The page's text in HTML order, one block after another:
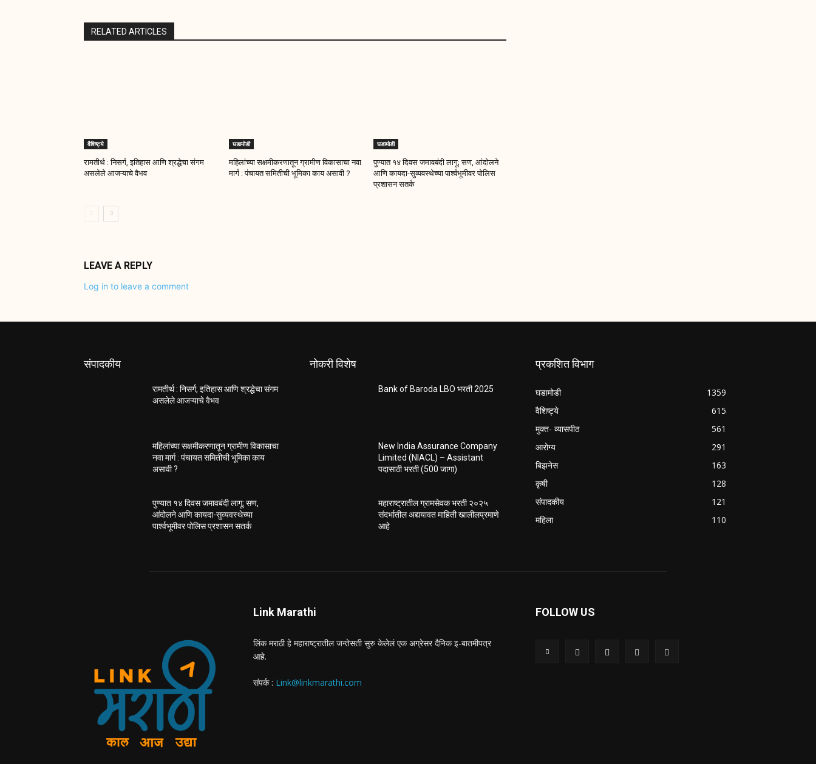
RELATED ARTICLES
वैशिष्ट्ये
रामतीर्थ : निसर्ग, इतिहास आणि श्रद्धेचा संगम
असलेले आजऱ्याचे वैभव
घडामोडी
महिलांच्या सक्षमीकरणातून ग्रामीण विकासाचा नवा
मार्ग : पंचायत समितीची भूमिका काय असावी ?
घडामोडी
पुण्यात १४ दिवस जमावबंदी लागू; सण, आंदोलने
आणि कायदा-सुव्यवस्थेच्या पार्श्वभूमीवर पोलिस
प्रशासन सतर्क
LEAVE A REPLY
Log in to leave a comment
संपादकीय
रामतीर्थ : निसर्ग, इतिहास आणि श्रद्धेचा संगम
असलेले आजऱ्याचे वैभव
महिलांच्या सक्षमीकरणातून ग्रामीण विकासाचा
नवा मार्ग : पंचायत समितीची भूमिका काय
असावी ?
पुण्यात १४ दिवस जमावबंदी लागू; सण,
आंदोलने आणि कायदा-सुव्यवस्थेच्या
पार्श्वभूमीवर पोलिस प्रशासन सतर्क
नोकरी विशेष
Bank of Baroda LBO भरती 2025
New India Assurance Company
Limited (NIACL) – Assistant
पदासाठी भरती (500 जागा)
महाराष्ट्रातील ग्रामसेवक भरती २०२५
संदर्भातील अद्ययावत माहिती खालीलप्रमाणे
आहे
प्रकशित विभाग
घडामोडी
1359
वैशिष्ट्ये
615
मुक्त- व्यासपीठ
561
आरोग्य
291
बिझनेस
163
कृषी
128
संपादकीय
121
महिला
110
Link Marathi
लिंक मराठी हे महाराष्ट्रातील जन्तेसती सुरु केलेलं एक अग्रेसर दैनिक इ-बातमीपत्र
आहे.
संपर्क : Link@linkmarathi.com
FOLLOW US